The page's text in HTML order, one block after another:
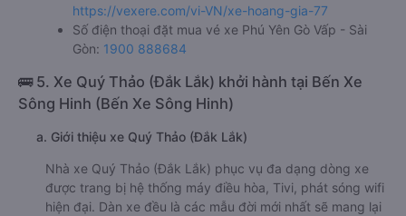
https://vexere.com/vi-VN/xe-hoang-gia-77
Số điện thoại đặt mua vé xe Phú Yên Gò Vấp - Sài
Gòn: 1900 888684
🚌 5. Xe Quý Thảo (Đắk Lắk) khởi hành tại Bến Xe
Sông Hinh (Bến Xe Sông Hinh)
a. Giới thiệu xe Quý Thảo (Đắk Lắk)
Nhà xe Quý Thảo (Đắk Lắk) phục vụ đa dạng dòng xe
được trang bị hệ thống máy điều hòa, Tivi, phát sóng wifi
hiện đại. Dàn xe đều là các mẫu đời mới nhất sẽ mang lại